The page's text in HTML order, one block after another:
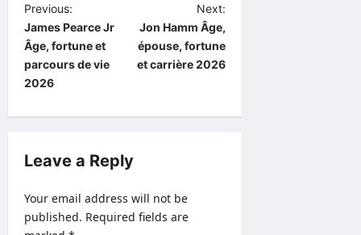
P
o
s
t
n
v
g
Previous:
James Pearce Jr
Âge, fortune et
parcours de vie
2026
Next:
Jon Hamm Âge,
épouse, fortune
et carrière 2026
Leave a Reply
Your email address will not be
published. Required fields are